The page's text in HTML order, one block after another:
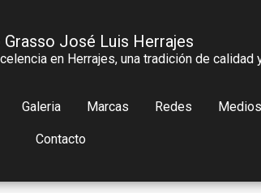
Grasso José Luis Herrajes
en Herrajes, una tradición de calidad
Galeria Marcas Redes
Contacto